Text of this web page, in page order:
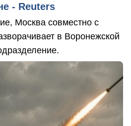
- Reuters
Москва совместно с
в Воронежской